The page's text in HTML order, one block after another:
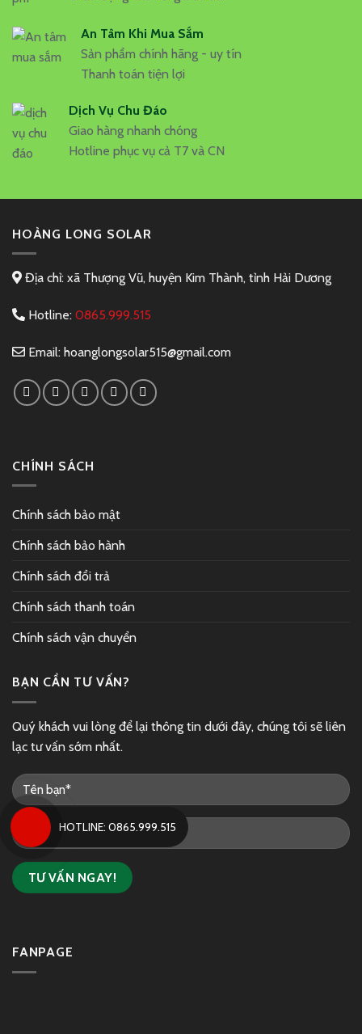
An Tâm Khi Mua Sắm
Sản phẩm chính hãng - uy tín
Thanh toán tiện lợi
Dịch Vụ Chu Đáo
Giao hàng nhanh chóng
Hotline phục vụ cả T7 và CN
HOÀNG LONG SOLAR
Địa chỉ: xã Thượng Vũ, huyện Kim Thành, tỉnh Hải Dương
Hotline: 0865.999.515
Email: hoanglongsolar515@gmail.com
CHÍNH SÁCH
Chính sách bảo mật
Chính sách bảo hành
Chính sách đổi trả
Chính sách thanh toán
Chính sách vận chuyển
BẠN CẦN TƯ VẤN?
Quý khách vui lòng để lại thông tin dưới đây, chúng tôi sẽ liên
lạc tư vấn sớm nhất.
FANPAGE
HOTLINE: 0865.999.515